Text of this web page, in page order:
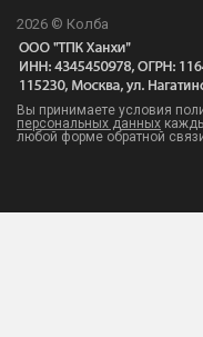
2026 © Колба
Вы принимаете условия
персональных данных
любой форме обратной